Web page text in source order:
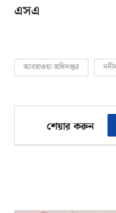
এসএ
আবহাওয়া অধিদপ্তর
শেয়ার করুন